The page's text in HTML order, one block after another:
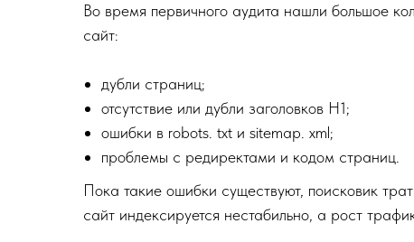
Во время первичного аудита нашли большое
сайт:
дубли страниц;
отсутствие или дубли заголовков H1;
ошибки в robots. txt и sitemap. xml;
проблемы с редиректами и кодом страниц.
Пока такие ошибки существуют, поисковик
сайт индексируется нестабильно, а рост